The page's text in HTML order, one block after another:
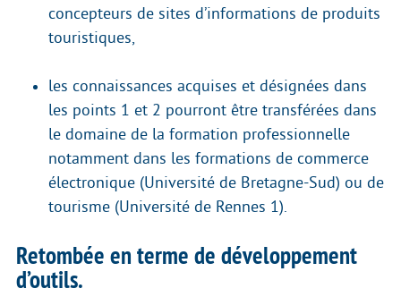
concepteurs de sites d’informations de produits
touristiques,
les connaissances acquises et désignées dans
les points 1 et 2 pourront être transférées dans
le domaine de la formation professionnelle
notamment dans les formations de commerce
électronique (Université de Bretagne-Sud) ou de
tourisme (Université de Rennes 1).
Retombée en terme de développement
d’outils.